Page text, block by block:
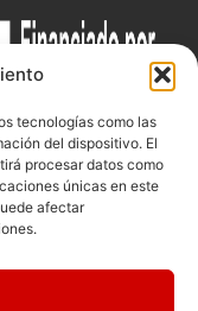
tecnologías como las
del dispositivo. El
procesar datos como
únicas en este
afectar